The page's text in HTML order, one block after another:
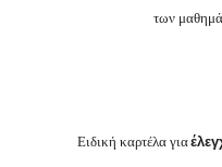
των
Ειδική καρτέλα για